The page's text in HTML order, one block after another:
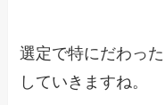
選定で特にだわっ
していきますね。